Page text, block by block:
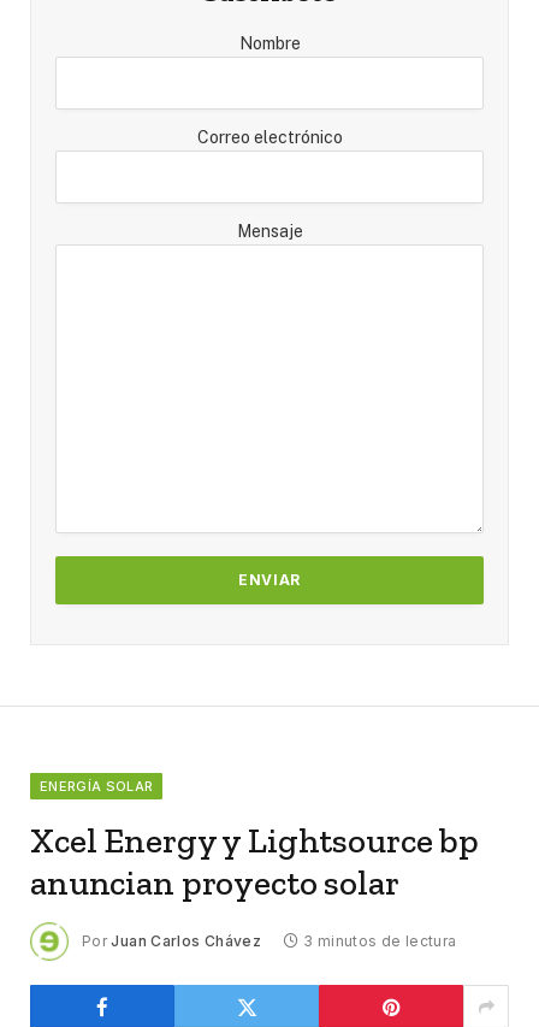
Nombre
Correo electrónico
Mensaje
ENERGÍA SOLAR
Xcel Energy y Lightsource bp
anuncian proyecto solar
Por Juan Carlos Chávez 3 minutos de lectura